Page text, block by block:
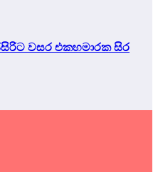
වසර එකහමාරක සිර